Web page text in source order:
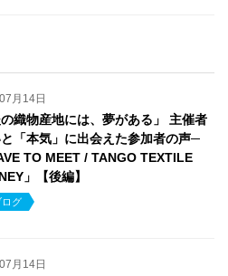
月14日
の織物産地には、夢がある」 主催者
「本気」に出会えた参加者の声─
TO MEET / TANGO TEXTILE
」【後編】
ログ
月14日